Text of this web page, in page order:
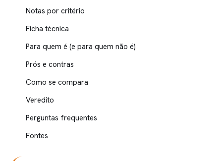
Notas por critério
Ficha técnica
Para quem é (e para quem não é)
Prós e contras
Como se compara
Veredito
Perguntas frequentes
Fontes